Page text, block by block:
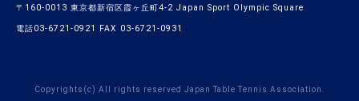
〒160-0013 東京都新宿区霞ヶ丘町4-2 Japan Sport Olympic Square
電話03-6721-0921 FAX 03-6721-0931
Copyrights(c) All rights reserved Japan Table Tennis Association.